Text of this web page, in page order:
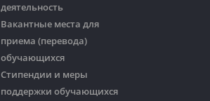
деятельность
Вакантные места для
приема (перевода)
обучающихся
Стипендии и меры
поддержки обучающихся